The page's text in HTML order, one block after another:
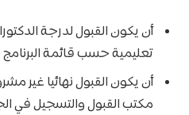
تعليمية حسب قائمة
أن يكون القبول نهائيا غير
مكتب القبول والتسجيل في